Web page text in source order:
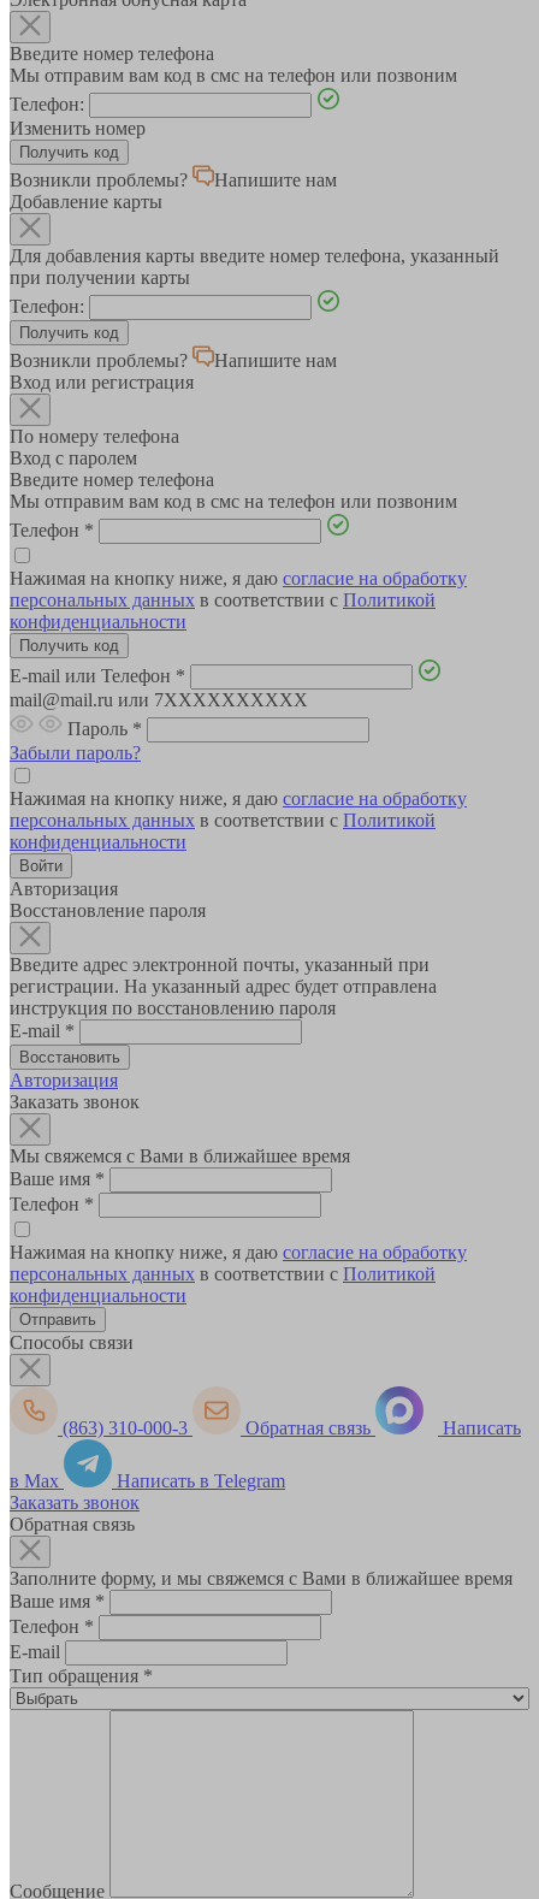
Введите номер телефона
Мы отправим вам код в смс на телефон или позвоним
Телефон:
Изменить номер
Возникли проблемы?
Напишите нам
Добавление карты
Для добавления карты введите номер телефона, указанный
при получении карты
Телефон:
Возникли проблемы?
Напишите нам
Вход или регистрация
По номеру телефона
Вход с паролем
Введите номер телефона
Мы отправим вам код в смс на телефон или позвоним
Телефон *
Нажимая на кнопку ниже, я даю согласие на обработку
персональных данных в соответствии с Политикой
конфиденциальности
E-mail или Телефон *
mail@mail.ru или 7XXXXXXXXXX
Пароль *
Забыли пароль?
Нажимая на кнопку ниже, я даю согласие на обработку
персональных данных в соответствии с Политикой
конфиденциальности
Авторизация
Восстановление пароля
Введите адрес электронной почты, указанный при
регистрации. На указанный адрес будет отправлена
инструкция по восстановлению пароля
E-mail *
Авторизация
Заказать звонок
Мы свяжемся с Вами в ближайшее время
Ваше имя *
Телефон *
Нажимая на кнопку ниже, я даю согласие на обработку
персональных данных в соответствии с Политикой
конфиденциальности
Способы связи
(863) 310-000-3 Обратная связь Написать
в Max
Написать в Telegram
Заказать звонок
Обратная связь
Заполните форму, и мы свяжемся с Вами в ближайшее время
Ваше имя *
Телефон *
E-mail
Тип обращения *
Сообщение